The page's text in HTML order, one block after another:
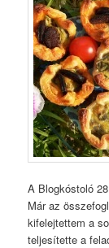
A Blogkóstoló
Már az
kifelejtettem a
teljesítette a